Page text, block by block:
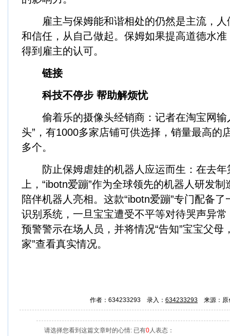
雇主与保姆能和谐相处的仍然是主流，人
和信任，从自己做起。保姆如果提高道德水
得到雇主的认可。
链接
科技不停步 帮助解烦忧
偷着乐的摄像头经销商：记者在淘宝网输
头”，有1000多家店铺可供选择，销量最高的
多个。
防止保姆虐娃的机器人应运而生：在去年
上，“ibotn爱蹦”作为全球领先的机器人研发
陪伴机器人亮相。这款“ibotn爱蹦”专门配备
识别系统，一旦宝宝遭受不平等对待哭声异常
预警警示在场人员，并将情况“告知”宝宝父母
家”查看真实情况。
作者：634233293 录入： 634233293 来源：
请选择您看到这篇文章时的心情: 已有0人表态：